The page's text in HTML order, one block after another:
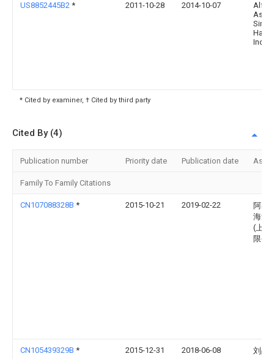
US8852445B2 * 2011-10-28 2014-10-07
Alfa
Inc
* Cited by examiner, † Cited by third party
Cited By (4)
Publication number Priority date Publication date
Family To Family Citations
CN107088328B * 2015-10-21 2019-02-22
阿奥
海洋
(上海
限公
CN105439329B * 2015-12-31 2018-06-08 刘战